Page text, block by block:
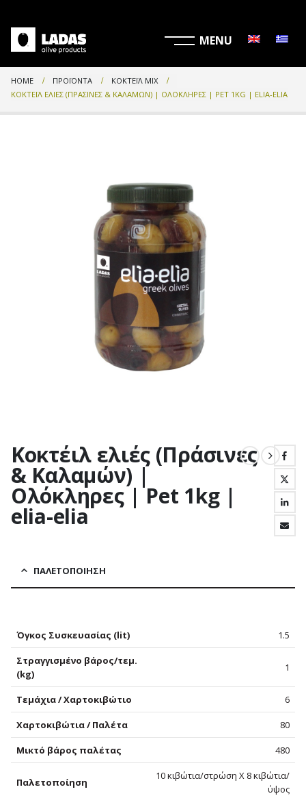
HOME ΠΡΟΪΌΝΤΑ
ΚΟΚΤΈΙΛ MIX
ΚΟΚΤΈΙΛ ΕΛΙΈΣ (ΠΡΆΣΙΝΕΣ & ΚΑΛΑΜΏΝ) | ΟΛΌΚΛΗΡΕΣ | PET 1KG | ELIA-ELIA
Κοκτέιλ ελιές (Πράσινες
& Καλαμών) |
Ολόκληρες | Pet 1kg |
elia-elia
ΠΑΛΕΤΟΠΟΊΗΣΗ
Όγκος Συσκευασίας (lit) 1.5
Στραγγισμένο βάρος/τεμ.
(kg)
1
Τεμάχια / Χαρτοκιβώτιο 6
Χαρτοκιβώτια / Παλέτα 80
Μικτό βάρος παλέτας 480
Παλετοποίηση
10 κιβώτια/στρώση Χ 8 κιβώτια/
ύψος